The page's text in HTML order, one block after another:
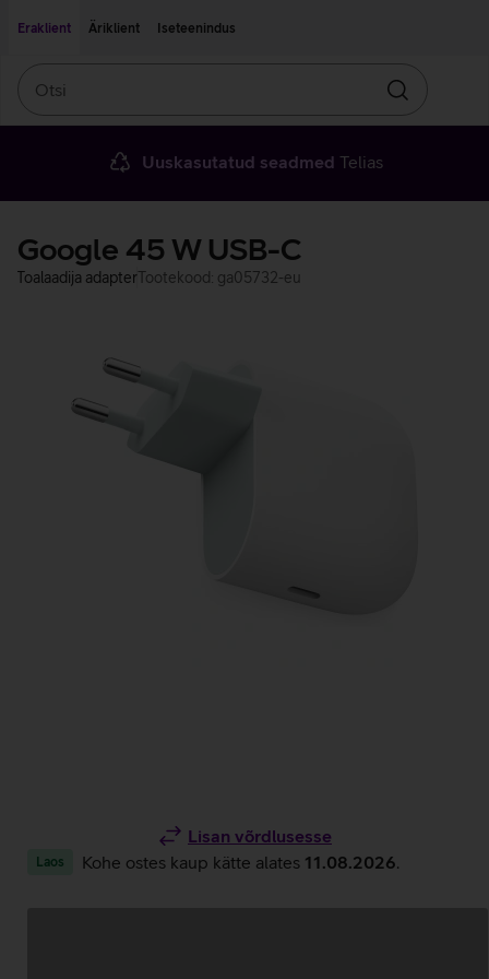
Eraklient
Äriklient Iseteenindus
Otsin
Uuskasutatud seadmed Telias
Google 45 W USB-C
Toalaadija adapterTootekood: ga05732-eu
Lisan võrdlusesse
Laos Kohe ostes kaup kätte alates 11.08.2026